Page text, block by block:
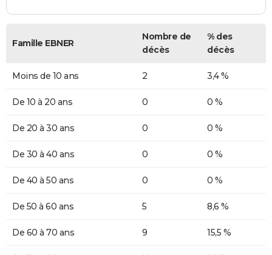
Famille EBNER
Nombre de
décès
% des
décès
Moins de 10 ans 2 3,4 %
De 10 à 20 ans 0 0 %
De 20 à 30 ans 0 0 %
De 30 à 40 ans 0 0 %
De 40 à 50 ans 0 0 %
De 50 à 60 ans 5 8,6 %
De 60 à 70 ans 9 15,5 %